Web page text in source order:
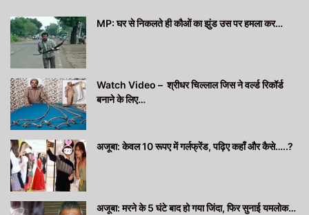
MP: घर से निकलते ही कौओं का झुंड उस पर हमला कर…
Watch Video – श्रीधर चिल्लाल जिस ने वर्ल्ड रिकॉर्ड
बनाने के लिए…
अजूबा: केवल 10 रूपए में गर्लफ्रेंड, पढ़िए कहाँ और कैसे…..?
अजूबा: मरने के 5 घंटे बाद हो गया जिंदा, फिर सुनाई यमलोक…